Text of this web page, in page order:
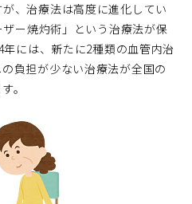
、治療法は高度に進化してい
ー焼灼術」という治療法が保
には、新たに2種類の血管内治
負担が少ない治療法が全国の
。